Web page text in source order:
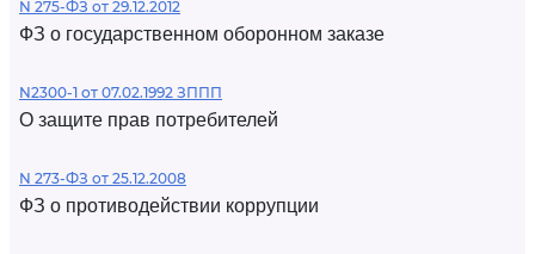
N 275-ФЗ от 29.12.2012
ФЗ о государственном оборонном заказе
N2300-1 от 07.02.1992 ЗППП
О защите прав потребителей
N 273-ФЗ от 25.12.2008
ФЗ о противодействии коррупции